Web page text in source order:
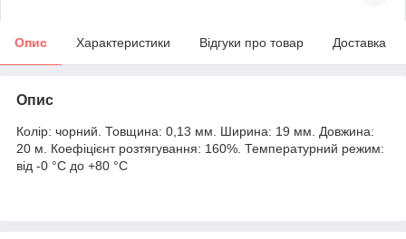
Опис Характеристики Відгуки про товар Доставка
Опис
Колір: чорний. Товщина: 0,13 мм. Ширина: 19 мм. Довжина:
20 м. Коефіцієнт розтягування: 160%. Температурний режим:
від -0 °C до +80 °C